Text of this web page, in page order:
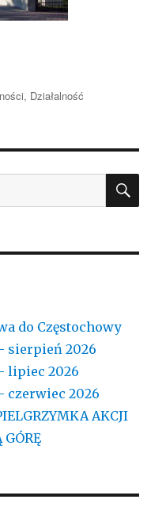
, Działalność
do Częstochowy
sierpień 2026
lipiec 2026
czerwiec 2026
AKCJI
GÓRĘ